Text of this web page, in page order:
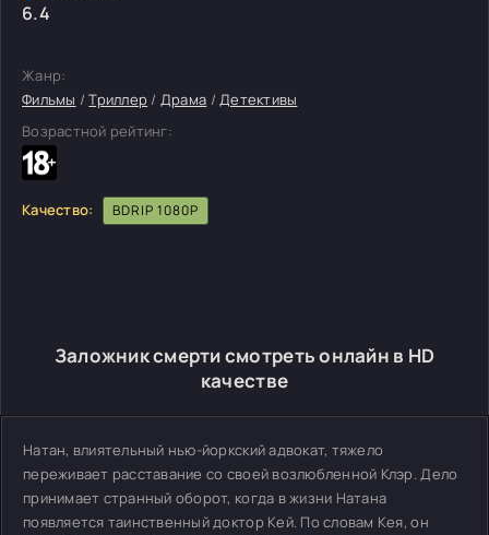
6.4
Жанр:
Фильмы /Триллер / Драма /Детективы
Возрастной рейтинг:
Качество: BDRIP 1080P
Заложник смерти смотреть онлайн в HD
качестве
Натан, влиятельный нью-йоркский адвокат, тяжело
переживает расставание со своей возлюбленной Клэр. Дело
принимает странный оборот, когда в жизни Натана
появляется таинственный доктор Кей. По словам Кея, он